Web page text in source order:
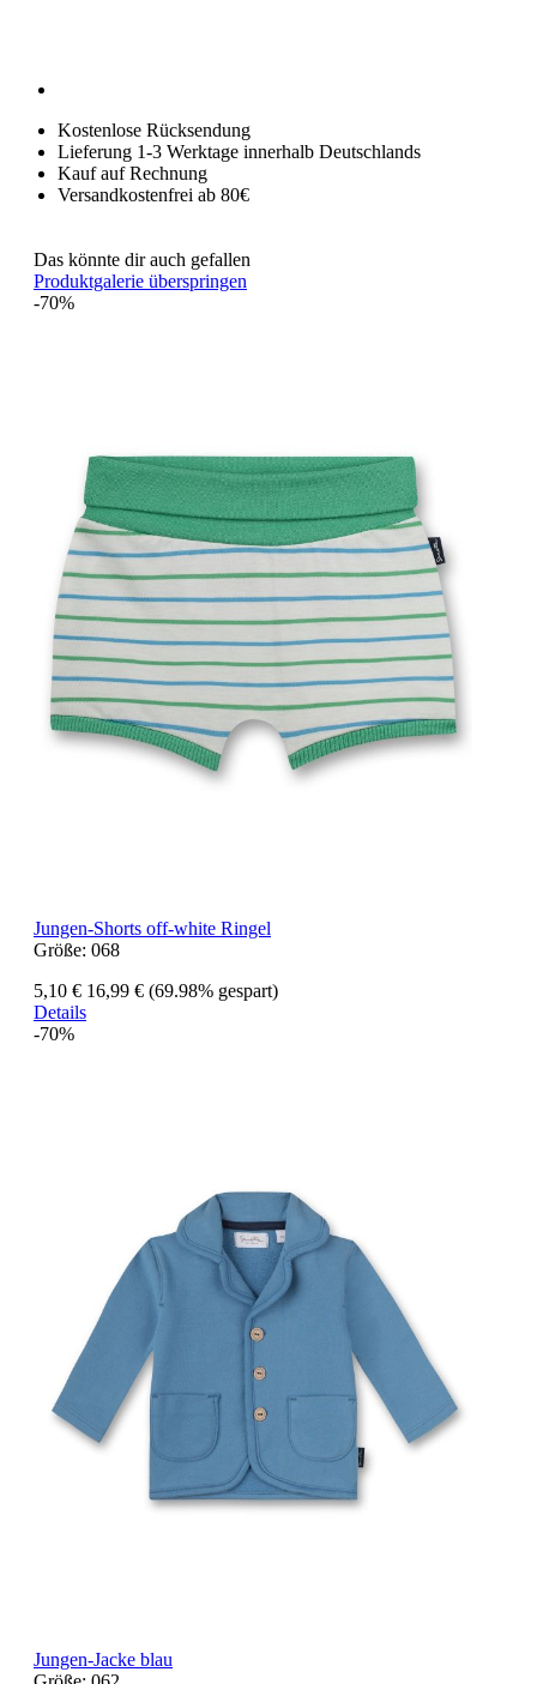
Kostenlose Rücksendung
Lieferung 1-3 Werktage innerhalb Deutschlands
Kauf auf Rechnung
Versandkostenfrei ab 80€
Das könnte dir auch gefallen
Produktgalerie überspringen
-70%
Jungen-Shorts off-white Ringel
Größe: 068
5,10 € 16,99 € (69.98% gespart)
Details
-70%
Jungen-Jacke blau